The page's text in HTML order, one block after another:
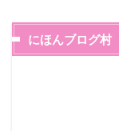
にほんブログ村